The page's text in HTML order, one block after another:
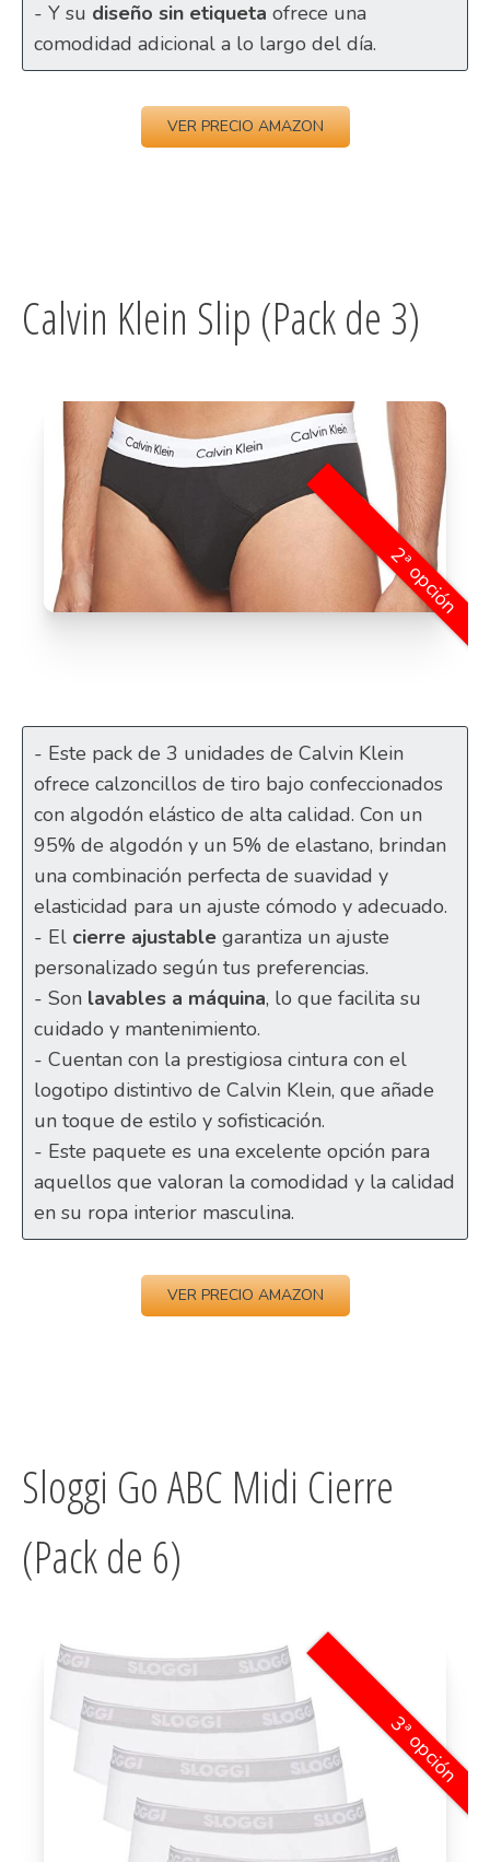
- Y su diseño sin etiqueta ofrece una
comodidad adicional a lo largo del día.
VER PRECIO AMAZON
2ª opción
Calvin Klein Slip (Pack de 3)
- Este pack de 3 unidades de Calvin Klein
ofrece calzoncillos de tiro bajo confeccionados
con algodón elástico de alta calidad. Con un
95% de algodón y un 5% de elastano, brindan
una combinación perfecta de suavidad y
elasticidad para un ajuste cómodo y adecuado.
- El cierre ajustable garantiza un ajuste
personalizado según tus preferencias.
- Son lavables a máquina, lo que facilita su
cuidado y mantenimiento.
- Cuentan con la prestigiosa cintura con el
logotipo distintivo de Calvin Klein, que añade
un toque de estilo y sofisticación.
- Este paquete es una excelente opción para
aquellos que valoran la comodidad y la calidad
en su ropa interior masculina.
VER PRECIO AMAZON
3ª opción
Sloggi Go ABC Midi Cierre
(Pack de 6)